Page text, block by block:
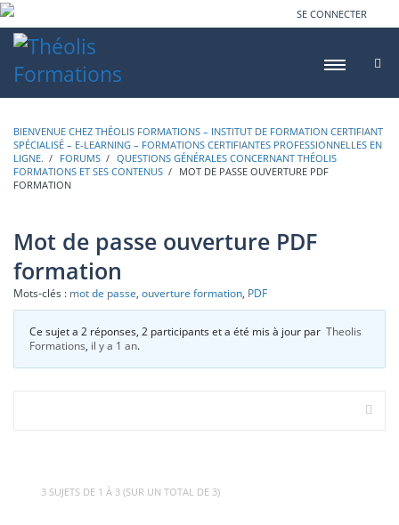
SE CONNECTER
BIENVENUE CHEZ THÉOLIS FORMATIONS – INSTITUT DE FORMATION CERTIFIANT
SPÉCIALISÉ – E-LEARNING – FORMATIONS CERTIFIANTES PROFESSIONNELLES EN
LIGNE.
FORUMS
QUESTIONS GÉNÉRALES CONCERNANT THÉOLIS
FORMATIONS ET SES CONTENUS
MOT DE PASSE OUVERTURE PDF
FORMATION
Mot de passe ouverture PDF
formation
Mots-clés : mot de passe, ouverture formation, PDF
Ce sujet a 2 réponses, 2 participants et a été mis à jour par Theolis
Formations, il y a 1 an.
3 SUJETS DE 1 À 3 (SUR UN TOTAL DE 3)